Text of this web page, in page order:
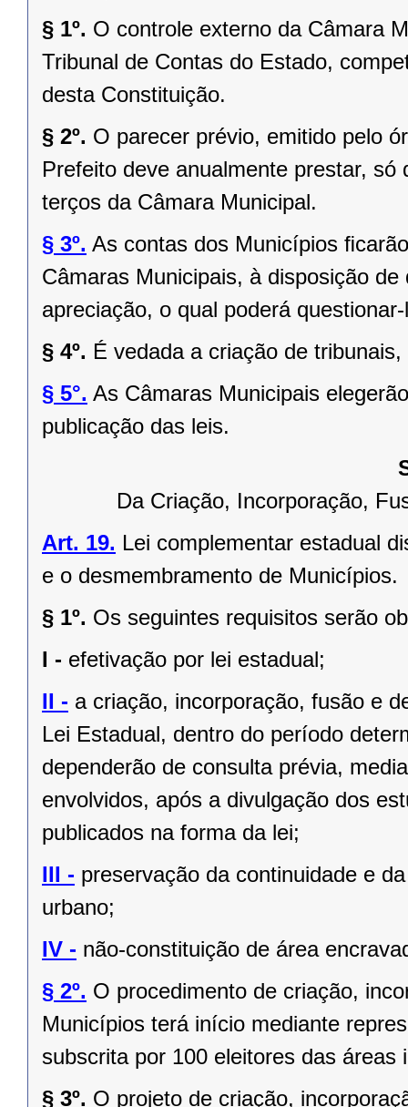
§ 1º. O controle externo da Câmara
Tribunal de Contas do Estado,
desta Constituição.
§ 2º. O parecer prévio, emitido pelo
Prefeito deve anualmente prestar,
terços da Câmara Municipal.
§ 3º. As contas dos Municípios
Câmaras Municipais, à disposição
apreciação, o qual poderá
§ 4º. É vedada a criação de
§ 5°. As Câmaras Municipais
publicação das leis.
Da Criação, Incorporação,
Art. 19. Lei complementar estadual
e o desmembramento de Municípios.
§ 1º. Os seguintes requisitos serão
I - efetivação por lei estadual;
II - a criação, incorporação, fusão e
Lei Estadual, dentro do período
dependerão de consulta prévia,
envolvidos, após a divulgação dos
publicados na forma da lei;
III - preservação da continuidade e
urbano;
IV - não-constituição de área
§ 2º. O procedimento de criação,
Municípios terá início mediante
subscrita por 100 eleitores das
§ 3º. O projeto de criação,